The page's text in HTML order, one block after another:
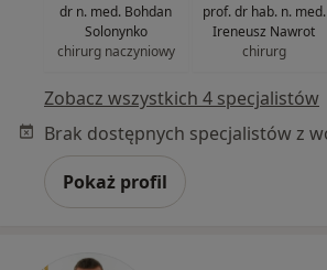
dr n. med. Bohdan
Solonynko
chirurg naczyniowy
prof. dr hab. n. med.
Ireneusz Nawrot
chirurg
Zobacz wszystkich 4 specjalistów
Pokaż profil